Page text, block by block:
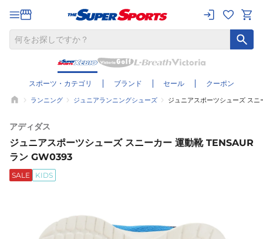
スポーツ・カテゴリ ブランド セール クーポン
ランニング ジュニアランニングシューズ ジュニアスポーツシューズ ス
アディダス
ジュニアスポーツシューズ スニーカー 運動靴 TENSAUR
ラン GW0393
SALE KIDS